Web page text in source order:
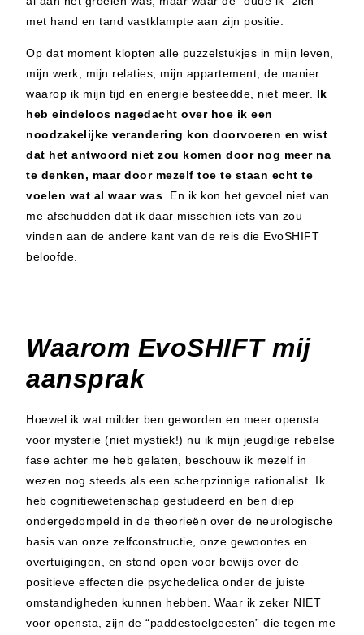
met hand en tand vastklampte aan zijn positie.
Op dat moment klopten alle puzzelstukjes in mijn leven,
mijn werk, mijn relaties, mijn appartement, de manier
waarop ik mijn tijd en energie besteedde, niet meer. Ik
heb eindeloos nagedacht over hoe ik een
noodzakelijke verandering kon doorvoeren en wist
dat het antwoord niet zou komen door nog meer na
te denken, maar door mezelf toe te staan echt te
voelen wat al waar was. En ik kon het gevoel niet van
me afschudden dat ik daar misschien iets van zou
vinden aan de andere kant van de reis die EvoSHIFT
beloofde.
Waarom EvoSHIFT mij
aansprak
Hoewel ik wat milder ben geworden en meer opensta
voor mysterie (niet mystiek!) nu ik mijn jeugdige rebelse
fase achter me heb gelaten, beschouw ik mezelf in
wezen nog steeds als een scherpzinnige rationalist. Ik
heb cognitiewetenschap gestudeerd en ben diep
ondergedompeld in de theorieën over de neurologische
basis van onze zelfconstructie, onze gewoontes en
overtuigingen, en stond open voor bewijs over de
positieve effecten die psychedelica onder de juiste
omstandigheden kunnen hebben. Waar ik zeker NIET
voor opensta, zijn de “paddestoelgeesten” die tegen me